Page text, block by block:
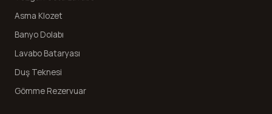
Asma Klozet
Banyo Dolabı
Lavabo Bataryası
Duş Teknesi
Gömme Rezervuar